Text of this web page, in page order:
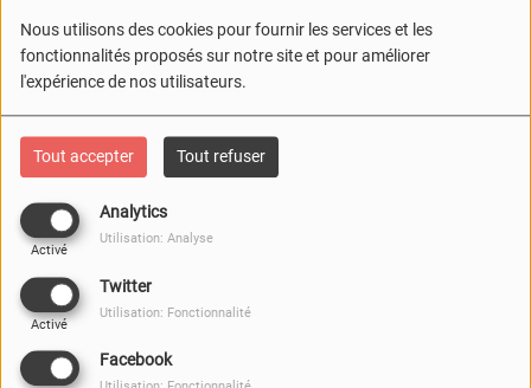
Nous utilisons des cookies pour fournir les services et les
fonctionnalités proposés sur notre site et pour améliorer
l'expérience de nos utilisateurs.
Tout accepter Tout refuser
Analytics
Activé
Utilisation: Analyse
Twitter
Activé
Utilisation: Fonctionnalité
Facebook